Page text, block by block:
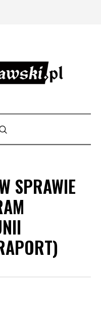
SPRAWIE